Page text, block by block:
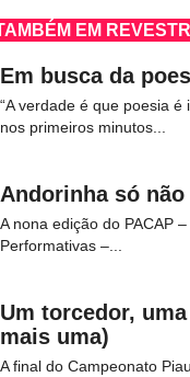
EM
Em busca da
“A verdade é que poesia é
nos primeiros minutos...
Andorinha só não
A nona edição do PACAP
Performativas –...
Um torcedor,
mais uma)
A final do Campeonato